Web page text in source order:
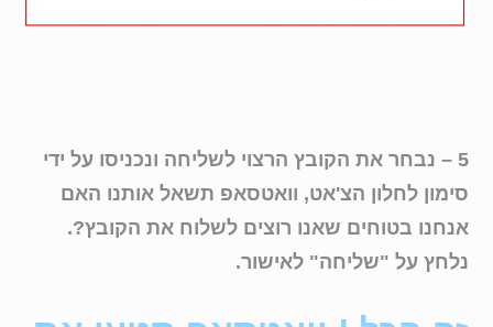
5 – נבחר את הקובץ הרצוי לשליחה ונכניסו על ידי
סימון לחלון הצ'אט, וואטסאפ תשאל אותנו האם
אנחנו בטוחים שאנו רוצים לשלוח את הקובץ?.
נלחץ על "שליחה" לאישור.